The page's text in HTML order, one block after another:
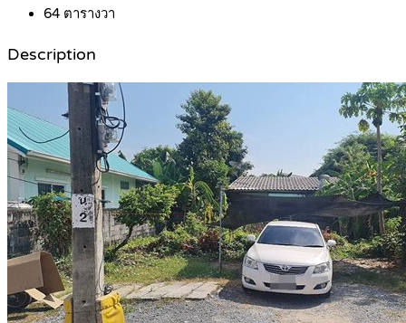
64 ตารางวา
Description